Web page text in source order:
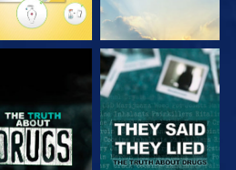
TITTA TITTA